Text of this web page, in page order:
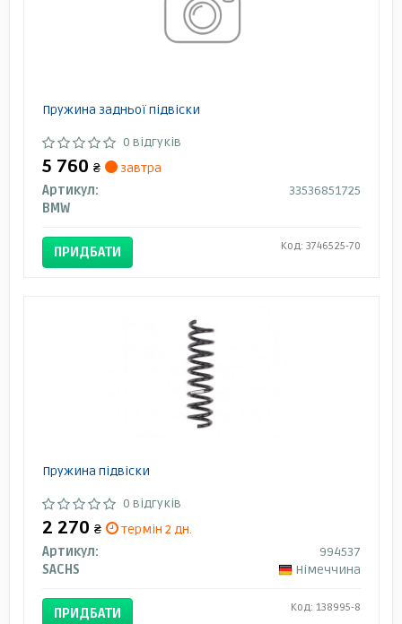
Пружина задньої підвіски
0 відгуків
5 760 ₴
завтра
Артикул:
33536851725
BMW
ПРИДБАТИ Код: 3746525-70
Пружина підвіски
0 відгуків
2 270 ₴
термін 2 дн.
Артикул:
994537
SACHS
Німеччина
ПРИДБАТИ Код: 138995-8